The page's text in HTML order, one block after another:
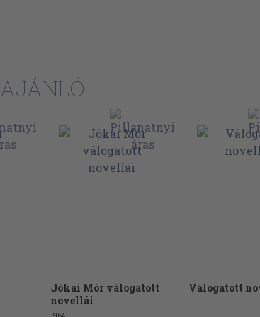
45
51
AJÁNLÓ
Jókai Mór válogatott
novellái
Válogatott